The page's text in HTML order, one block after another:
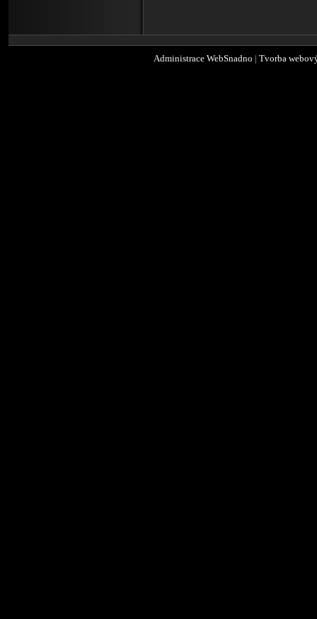
Administrace WebSnadno | Tvorba